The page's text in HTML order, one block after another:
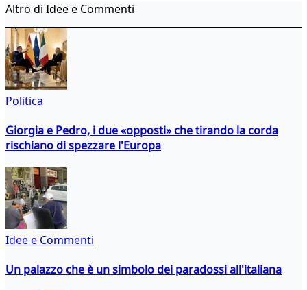
Altro di Idee e Commenti
Politica
Giorgia e Pedro, i due «opposti» che tirando la corda
rischiano di spezzare l'Europa
Idee e Commenti
Un palazzo che è un simbolo dei paradossi all'italiana